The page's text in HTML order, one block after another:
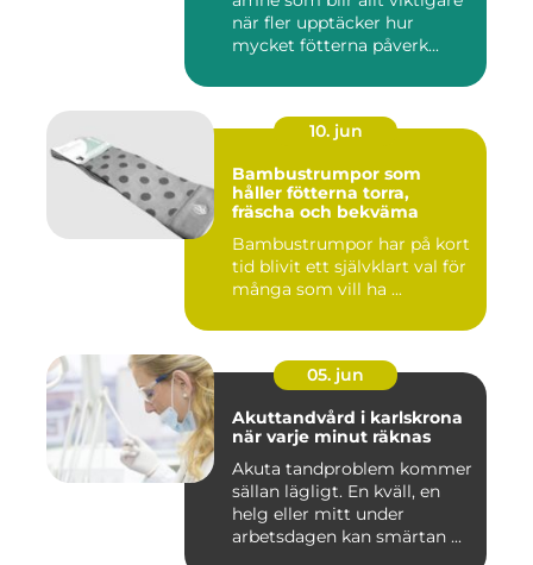
när fler upptäcker hur
mycket fötterna påverk...
10. jun
Bambustrumpor som
håller fötterna torra,
fräscha och bekväma
Bambustrumpor har på kort
tid blivit ett självklart val för
många som vill ha ...
05. jun
Akuttandvård i karlskrona
när varje minut räknas
Akuta tandproblem kommer
sällan lägligt. En kväll, en
helg eller mitt under
arbetsdagen kan smärtan ...